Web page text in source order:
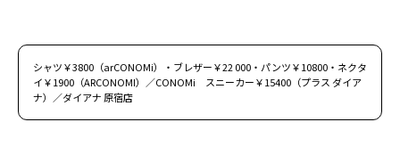
新規会員登録・ログイン
シャツ￥3800（arCONOMi）・ブレザー￥22 000・パンツ￥10800・ネクタ
イ￥1900（ARCONOMI）／CONOMi スニーカー￥15400（プラス ダイア
ナ）／ダイアナ 原宿店